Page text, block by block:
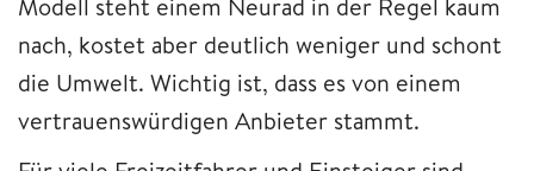
nach, kostet aber deutlich weniger und schont
die Umwelt. Wichtig ist, dass es von einem
vertrauenswürdigen Anbieter stammt.